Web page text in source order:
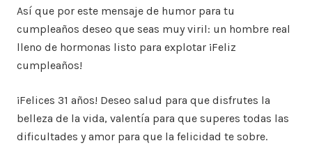
Así que por este mensaje de humor para tu
cumpleaños deseo que seas muy viril: un hombre real
lleno de hormonas listo para explotar ¡Feliz
cumpleaños!
¡Felices 31 años! Deseo salud para que disfrutes la
belleza de la vida, valentía para que superes todas las
dificultades y amor para que la felicidad te sobre.